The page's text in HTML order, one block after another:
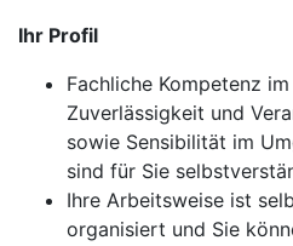
Ihr Profil
Fachliche Kompetenz
Zuverlässigkeit und
sowie Sensibilität im
sind für Sie
Ihre Arbeitsweise ist
organisiert und Sie